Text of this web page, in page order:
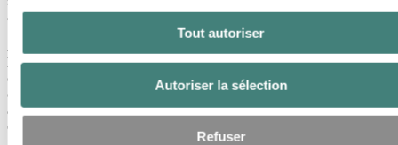
Tout autoriser
Autoriser la sélection
Refuser
améliorations continues et minimisons notre empreinte écologique.
Des conditions de travail équitables et le respect des droits de
l’homme sont essentiels pour nous. Nous proposons un salaire
conforme à une convention collective de travail, favorisons la
codétermination et offrons de bonnes conditions d'emploi avec des
avantages supplémentaires pour les employés. La sécurité au travail
est fermement ancrée dans nos valeurs d’entreprise.